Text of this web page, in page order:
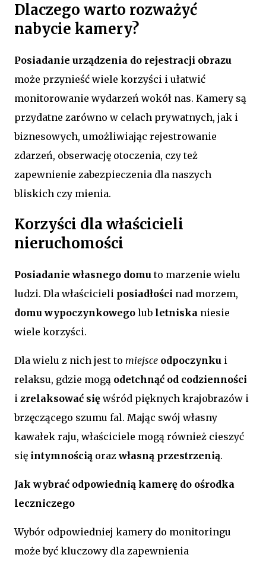
Dlaczego warto rozważyć
nabycie kamery?
Posiadanie urządzenia do rejestracji obrazu
może przynieść wiele korzyści i ułatwić
monitorowanie wydarzeń wokół nas. Kamery są
przydatne zarówno w celach prywatnych, jak i
biznesowych, umożliwiając rejestrowanie
zdarzeń, obserwację otoczenia, czy też
zapewnienie zabezpieczenia dla naszych
bliskich czy mienia.
Korzyści dla właścicieli
nieruchomości
Posiadanie własnego domu to marzenie wielu
ludzi. Dla właścicieli posiadłości nad morzem,
domu wypoczynkowego lub letniska niesie
wiele korzyści.
Dla wielu z nich jest to miejsce odpoczynku i
relaksu, gdzie mogą odetchnąć od codzienności
i zrelaksować się wśród pięknych krajobrazów i
brzęczącego szumu fal. Mając swój własny
kawałek raju, właściciele mogą również cieszyć
się intymnością orazwłasną przestrzenią.
Jak wybrać odpowiednią kamerę do ośrodka
leczniczego
Wybór odpowiedniej kamery do monitoringu
może być kluczowy dla zapewnienia